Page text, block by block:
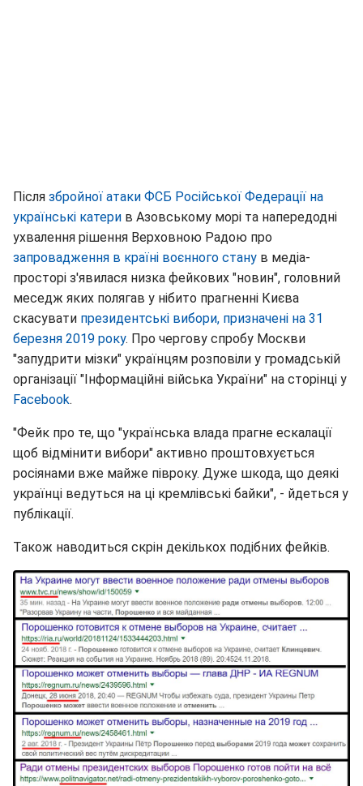
Після збройної атаки ФСБ Російської Федерації на
українські катери в Азовському морі та напередодні
ухвалення рішення Верховною Радою про
запровадження в країні воєнного стану в медіа-
просторі з'явилася низка фейкових "новин", головний
меседж яких полягав у нібито прагненні Києва
скасувати президентські вибори, призначені на 31
березня 2019 року. Про чергову спробу Москви
"запудрити мізки" українцям розповіли у громадській
організації "Інформаційні війська України" на сторінці у
Facebook.
"Фейк про те, що "українська влада прагне ескалації
щоб відмінити вибори" активно проштовхується
росіянами вже майже півроку. Дуже шкода, що деякі
українці ведуться на ці кремлівські байки", - йдеться у
публікації.
Також наводиться скрін декількох подібних фейків.